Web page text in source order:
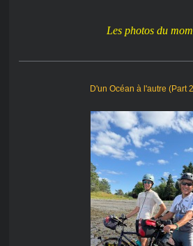
Les photos du
D'un Océan à l'autre (Part